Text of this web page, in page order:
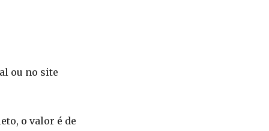
ou no site
o valor é de